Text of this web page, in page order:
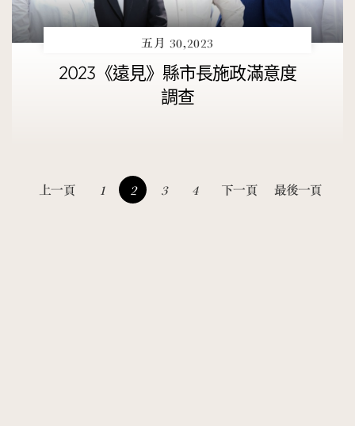
五月 30,2023
2023《遠見》縣市長施政滿意度
調查
上一頁 1 2 3 4 下一頁 最後一頁